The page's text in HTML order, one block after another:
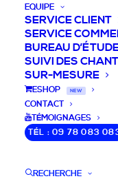
EQUIPE
SERVICE CLIENT
SERVICE
BUREAU
SUIVI DES
SUR-MESURE
ESHOP NEW
CONTACT
TÉMOIGNAGES
TÉL : 09 78 083
RECHERCHE
DEVIS /